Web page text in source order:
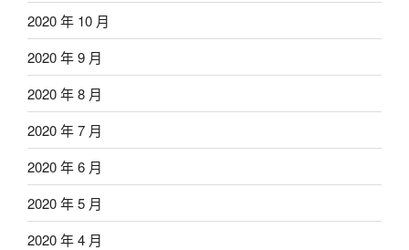
2020 年 10 月
2020 年 9 月
2020 年 8 月
2020 年 7 月
2020 年 6 月
2020 年 5 月
2020 年 4 月